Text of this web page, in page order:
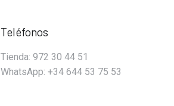
Teléfonos
Tienda: 972 30 44 51
WhatsApp: +34 644 53 75 53